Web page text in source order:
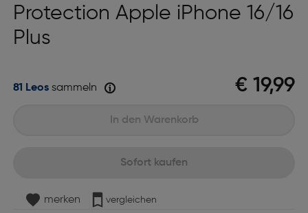
Protection Apple iPhone 16/16
Plus
€ 19,99
81 Leossammeln
Sofort kaufen
In den Warenkorb
merken vergleichen